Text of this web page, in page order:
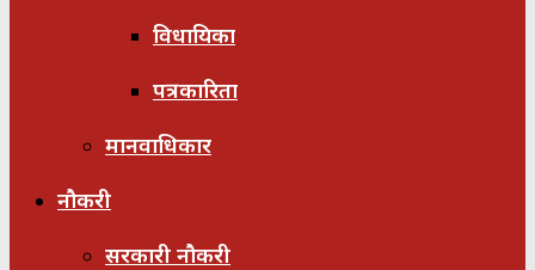
विधायिका
पत्रकारिता
मानवाधिकार
नौकरी
सरकारी नौकरी